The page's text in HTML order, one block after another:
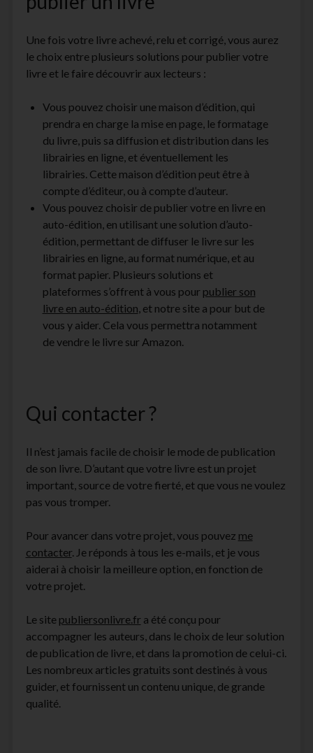
Une fois votre livre achevé, relu et corrigé, vous aurez
le choix entre plusieurs solutions pour publier votre
livre et le faire découvrir aux lecteurs :
Vous pouvez choisir une maison d’édition, qui
prendra en charge la mise en page, le formatage
du livre, puis sa diffusion et distribution dans les
librairies en ligne, et éventuellement les
librairies. Cette maison d’édition peut être à
compte d’éditeur, ou à compte d’auteur.
Vous pouvez choisir de publier votre en livre en
auto-édition, en utilisant une solution d’auto-
édition, permettant de diffuser le livre sur les
librairies en ligne, au format numérique, et au
format papier. Plusieurs solutions et
plateformes s’offrent à vous pour publier son
livre en auto-édition, et notre site a pour but de
vous y aider. Cela vous permettra notamment
de vendre le livre sur Amazon.
Qui contacter ?
Il n’est jamais facile de choisir le mode de publication
de son livre. D’autant que votre livre est un projet
important, source de votre fierté, et que vous ne voulez
pas vous tromper.
Pour avancer dans votre projet, vous pouvez me
contacter. Je réponds à tous les e-mails, et je vous
aiderai à choisir la meilleure option, en fonction de
votre projet.
Le site publiersonlivre.fr a été conçu pour
accompagner les auteurs, dans le choix de leur solution
de publication de livre, et dans la promotion de celui-ci.
Les nombreux articles gratuits sont destinés à vous
guider, et fournissent un contenu unique, de grande
qualité.